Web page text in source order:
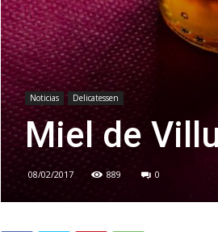
Noticias Delicatessen
Miel de
08/02/2017 889 0